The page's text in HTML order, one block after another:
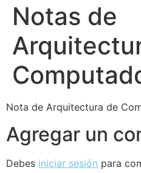
Notas de
Nota de Arquitectura de
Agregar un
Debes iniciar sesión para